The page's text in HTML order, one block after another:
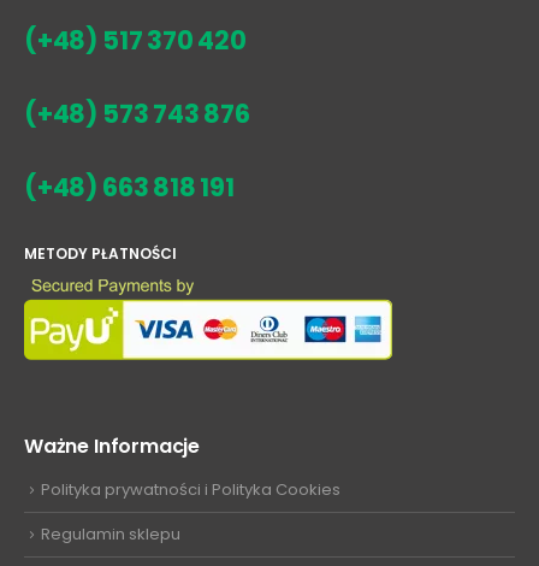
(+48) 517 370 420
(+48) 573 743 876
(+48) 663 818 191
METODY PŁATNOŚCI
Ważne Informacje
Polityka prywatności i Polityka Cookies
Regulamin sklepu